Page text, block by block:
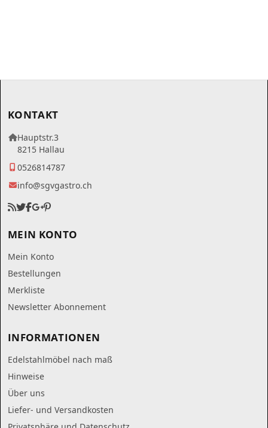
KONTAKT
Hauptstr.3
8215 Hallau
0526814787
info@sgvgastro.ch
MEIN KONTO
Mein Konto
Bestellungen
Merkliste
Newsletter Abonnement
INFORMATIONEN
Edelstahlmöbel nach maß
Hinweise
Über uns
Liefer- und Versandkosten